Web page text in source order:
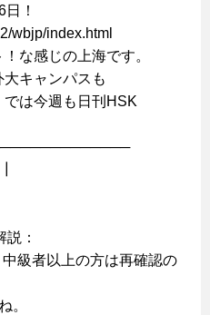
！
wbjp/index.html
な感じの上海です。
キャンパスも
は今週も日刊HSK
：
級者以上の方は再確認の
。